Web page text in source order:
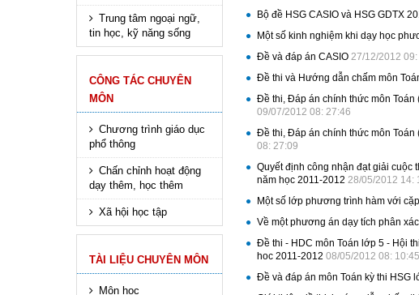
Trung tâm ngoại ngữ,
tin học, kỹ năng sống
CÔNG TÁC CHUYÊN
MÔN
Chương trình giáo dục
phổ thông
Chấn chỉnh hoạt động
dạy thêm, học thêm
Xã hội học tập
TÀI LIỆU CHUYÊN MÔN
Môn học
Bộ đề HSG CASIO và HSG GDTX
Một số kinh nghiệm khi dạy học
Đề và đáp án CASIO 27/12/2012 09:
Đề thi và Hướng dẫn chấm môn
Đề thi, Đáp án chính thức môn Toán
09/07/2012 08: 27:46
Đề thi, Đáp án chính thức môn Toán
08: 27:09
Quyết định công nhận đạt giải cuộc
năm học 2011-2012 28/05/2012 14:
Một số lớp phương trình hàm với
Về một phương án dạy tích phân
Đề thi - HDC môn Toán lớp 5 - Hội
hoc 2011-2012 08/05/2012 08: 10:45
Đề và đáp án môn Toán kỳ thi HSG